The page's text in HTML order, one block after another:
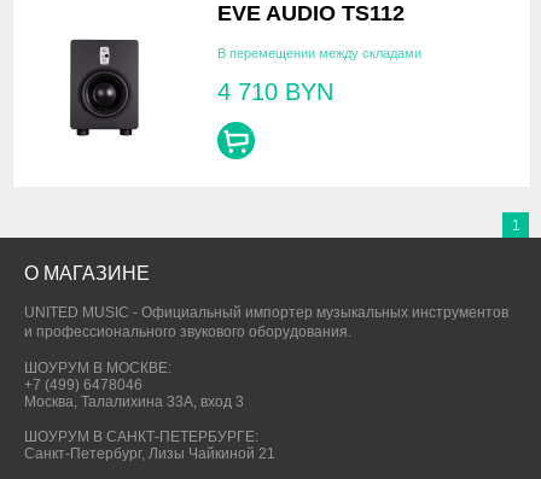
EVE AUDIO TS112
В перемещении между складами
4 710 BYN
1
О МАГАЗИНЕ
UNITED MUSIC - Официальный импортер музыкальных инструментов
и профессионального звукового оборудования.
ШОУРУМ В МОСКВЕ:
+7 (499) 6478046
Москва, Талалихина 33А, вход 3
ШОУРУМ В САНКТ-ПЕТЕРБУРГЕ:
Санкт-Петербург, Лизы Чайкиной 21